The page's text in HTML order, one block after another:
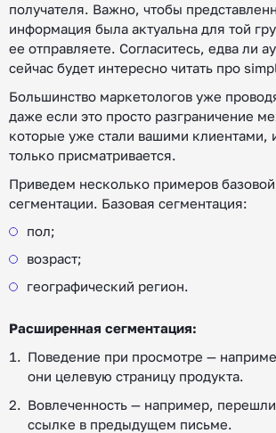
получателя. Важно, чтобы
информация была актуальна для той
ее отправляете. Согласитесь, едва ли
сейчас будет интересно читать про
Большинство маркетологов уже
даже если это просто разграничение
которые уже стали вашими клиентами,
только присматривается.
Приведем несколько примеров
сегментации. Базовая сегментация:
пол;
возраст;
географический регион.
Расширенная сегментация:
Поведение при просмотре —
они целевую страницу продукта.
Вовлеченность — например,
ссылке в предыдущем письме.